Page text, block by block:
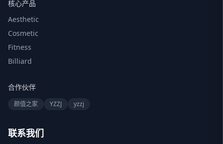
核心产品
Aesthetic
Cosmetic
Fitness
Billiard
合作伙伴
颜值之家 YZZJ yzzj
联系我们